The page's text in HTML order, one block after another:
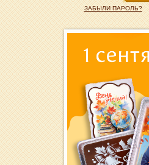
ЗАБЫЛИ ПАРОЛЬ?